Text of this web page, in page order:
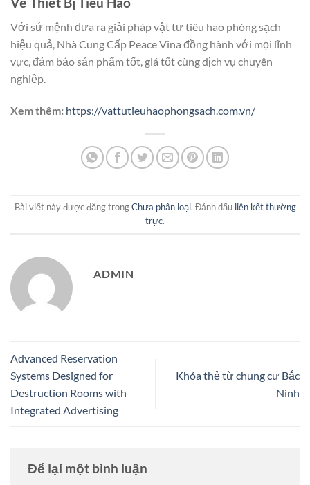
Với sứ mệnh đưa ra giải pháp vật tư tiêu hao phòng sạch
hiệu quả, Nhà Cung Cấp Peace Vina đồng hành với mọi lĩnh
vực, đảm bảo sản phẩm tốt, giá tốt cùng dịch vụ chuyên
nghiệp.
Xem thêm: https://vattutieuhaophongsach.com.vn/
Bài viết này được đăng trongChưa phân loại. Đánh dấu liên kết thường
trực.
ADMIN
Advanced Reservation
Systems Designed for
Destruction Rooms with
Integrated Advertising
Khóa thẻ từ chung cư Bắc
Ninh
Để lại một bình luận